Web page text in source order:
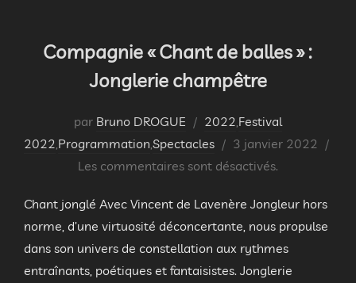
Compagnie « Chant de balles » :
Jonglerie champêtre
par Bruno DROGUE 2022 Festival
2022 Programmation Spectacles
Publié
le
3 janvier 2022
Les commentaires sont désactivés.
Chant jonglé Avec Vincent de Lavenère Jongleur hors
norme, d’une virtuosité déconcertante, nous propulse
dans son univers de constellation aux rythmes
entraînants, poétiques et fantaisistes. Jonglerie